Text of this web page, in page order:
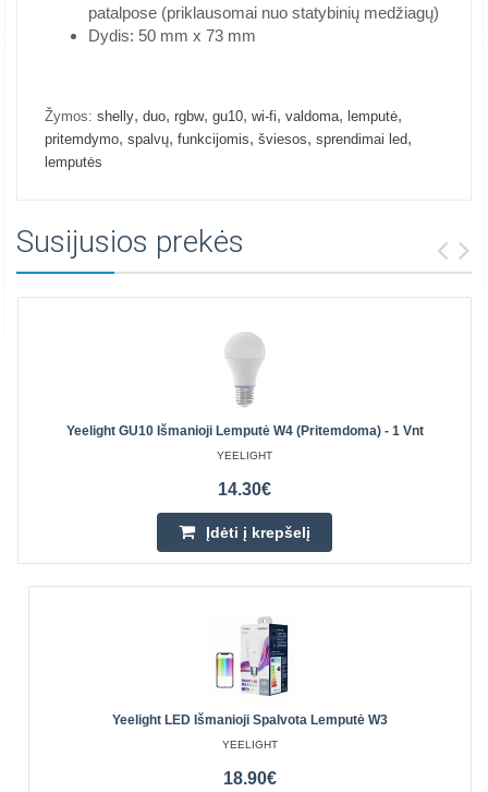
patalpose (priklausomai nuo statybinių medžiagų)
Dydis: 50 mm x 73 mm
Žymos: shelly, duo, rgbw, gu10, wi-fi, valdoma, lemputė,
pritemdymo, spalvų, funkcijomis, šviesos, sprendimai led,
lemputės
Susijusios prekės
Yeelight GU10 Išmanioji Lemputė W4 (pritemdoma) - 1 Vnt
YEELIGHT
14.30€
Įdėti į krepšelį
Yeelight LED Išmanioji Spalvota Lemputė W3
YEELIGHT
18.90€